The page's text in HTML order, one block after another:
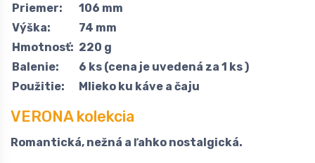
Priemer:
106 mm
Výška:
74 mm
Hmotnosť: 220 g
Balenie:
6 ks (cena je uvedená za 1 ks )
Použitie:
Mlieko ku káve a čaju
VERONA kolekcia
Romantická, nežná a ľahko nostalgická.